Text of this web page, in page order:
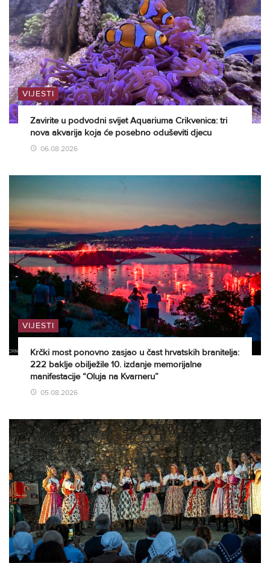
VIJESTI
Zavirite u podvodni svijet Aquariuma Crikvenica: tri
nova akvarija koja će posebno oduševiti djecu
06.08.2026
VIJESTI
Krčki most ponovno zasjao u čast hrvatskih branitelja:
222 baklje obilježile 10. izdanje memorijalne
manifestacije “Oluja na Kvarneru”
05.08.2026